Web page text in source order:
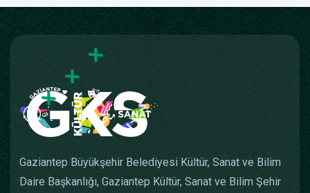
Gaziantep Büyükşehir Belediyesi Kültür, Sanat ve Bilim
Daire Başkanlığı, Gaziantep Kültür, Sanat ve Bilim Şehir